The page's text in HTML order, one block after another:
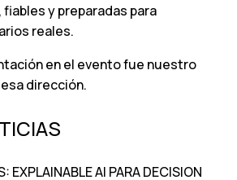
fiables y preparadas para
reales.
en el evento fue nuestro
dirección.
EXPLAINABLE AI PARA DECISION